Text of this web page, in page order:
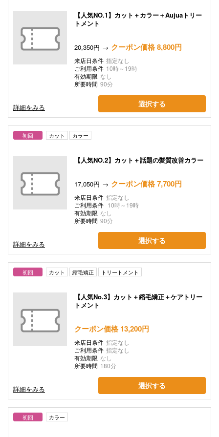
【人気NO.1】カット＋カラー＋Aujuaトリー
トメント
20,350円 クーポン価格 8,800円
来店日条件 指定なし
ご利用条件 10時～19時
有効期限 なし
所要時間 90分
詳細をみる 選択する
初回 カット カラー
【人気NO.2】カット＋話題の髪質改善カラー
17,050円 クーポン価格 7,700円
来店日条件 指定なし
ご利用条件 10時～19時
有効期限 なし
所要時間 90分
詳細をみる 選択する
初回 カット 縮毛矯正 トリートメント
【人気No.3】カット＋縮毛矯正＋ケアトリー
トメント
クーポン価格 13,200円
来店日条件 指定なし
ご利用条件 指定なし
有効期限 なし
所要時間 180分
詳細をみる 選択する
初回 カラー